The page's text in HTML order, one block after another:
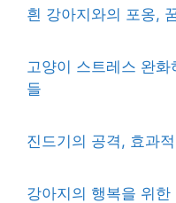
흰 강아지와의 포옹,
고양이 스트레스 완
들
진드기의 공격, 효과
강아지의 행복을 위